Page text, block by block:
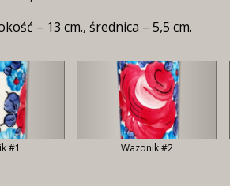
– 13 cm., średnica – 5,5 cm.
#1 Wazonik #2